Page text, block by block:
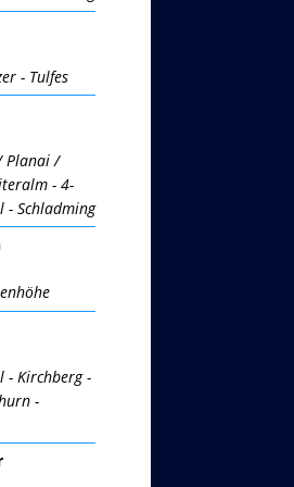
- Tulfes
Planai /
- 4-
- Schladming
- Kirchberg -
-